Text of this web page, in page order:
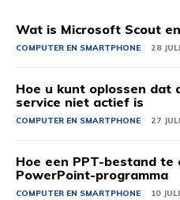
Wat is Microsoft Scout
COMPUTER EN SMARTPHONE 28
Hoe u kunt oplossen dat
service niet actief is
COMPUTER EN SMARTPHONE 27
Hoe een PPT-bestand te
PowerPoint-programma
COMPUTER EN SMARTPHONE 10